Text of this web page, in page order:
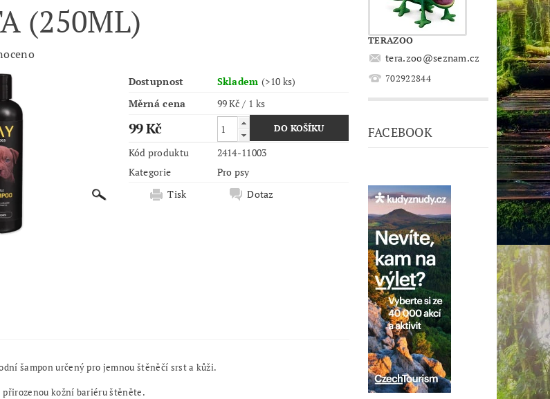
(250ML)
Dostupnost Skladem(>10 ks)
Měrná cena
99 Kč / 1 ks
99 Kč
Kód produktu
2414-11003
Kategorie
Pro psy
Tisk
Dotaz
šampon určený pro jemnou štěněčí srst a kůži.
kožní bariéru štěněte.
TERAZOO
tera.zoo@seznam.cz
702922844
FACEBOOK